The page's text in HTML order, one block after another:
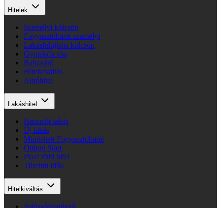
Hitelek
Személyi kölcsön
Fogyasztóbarát személyi
Lakásfelújítási kölcsön
Gyorskölcsön
Babaváró
Hitelkiváltás
Autóhitel
Lakáshitel
Használt lakás
Új lakás
Minősített Fogyasztóbarát
Otthon Start
Piaci zöld hitel
Türelmi idős
Hitelkiváltás
Adósságrendező